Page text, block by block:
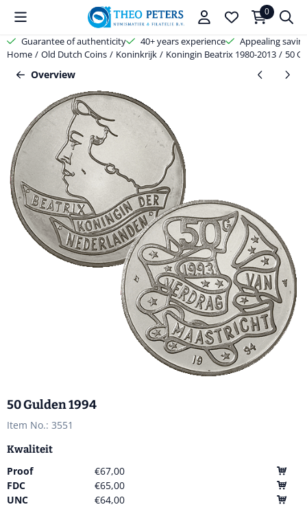
Cookie preferences are available. Choose settings or allow all
0
Guarantee of authenticity 40+ years experience
Appealing
Home / Old Dutch Coins / Koninkrijk / Koningin Beatrix 1980-2013 / 50
Overview
50 Gulden 1994
Item No.: 3551
Kwaliteit
Proof
€67,00
FDC
€65,00
UNC
€64,00